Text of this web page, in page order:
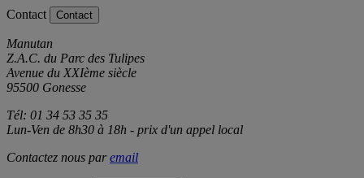
Contact Contact
Manutan
Z.A.C. du Parc des Tulipes
Avenue du XXIème siècle
95500 Gonesse
Tél: 01 34 53 35 35
Lun-Ven de 8h30 à 18h - prix d'un appel local
Contactez nous paremail